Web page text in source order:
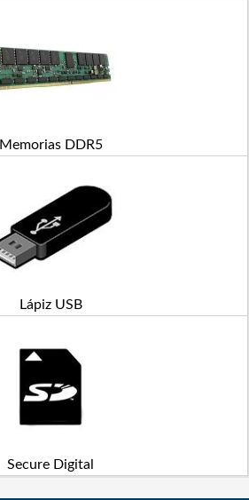
Memorias DDR5
Lápiz USB
Secure Digital